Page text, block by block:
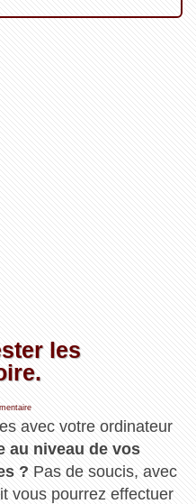
les
avec votre ordinateur
au niveau de vos
? Pas de soucis, avec
vous pourrez effectuer